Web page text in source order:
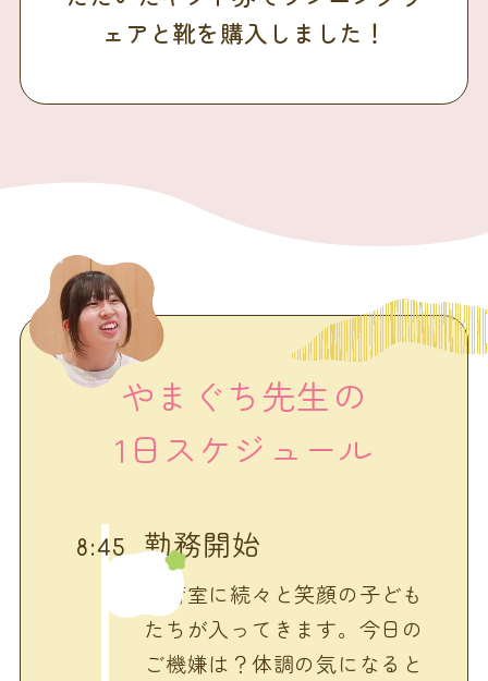
ェアと靴を購入しました！
やまぐち先生の
1日スケジュール
8:45 勤務開始
保育室に続々と笑顔の子ども
たちが入ってきます。今日の
ご機嫌は？体調の気になると